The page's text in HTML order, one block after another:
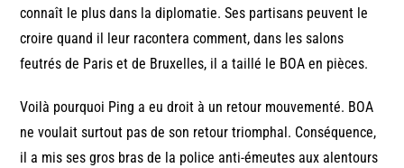
connaît le plus dans la diplomatie. Ses partisans peuvent le
croire quand il leur racontera comment, dans les salons
feutrés de Paris et de Bruxelles, il a taillé le BOA en pièces.
Voilà pourquoi Ping a eu droit à un retour mouvementé. BOA
ne voulait surtout pas de son retour triomphal. Conséquence,
il a mis ses gros bras de la police anti-émeutes aux alentours